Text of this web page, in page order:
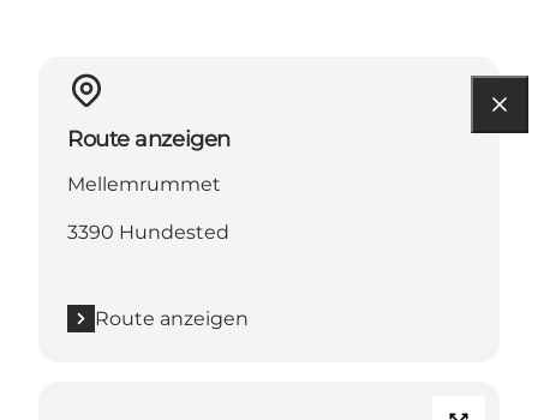
Route anzeigen
Mellemrummet
3390 Hundested
Route anzeigen